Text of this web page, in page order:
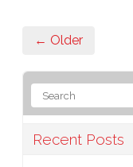
← Older
Recent Posts